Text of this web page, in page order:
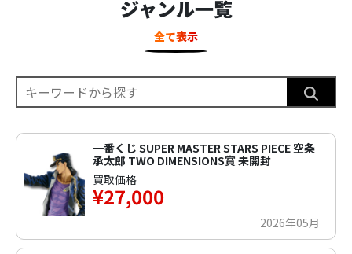
ジャンル一覧
全て表示
一番くじ SUPER MASTER STARS PIECE 空条
承太郎 TWO DIMENSIONS賞 未開封
買取価格
¥27,000
2026年05月